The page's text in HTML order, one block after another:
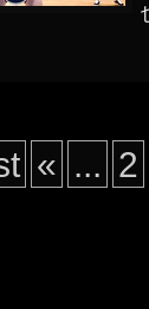
« ... 2